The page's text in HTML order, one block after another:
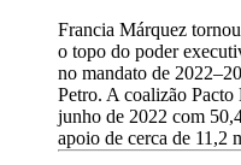
Francia Márquez
o topo do poder
no mandato de
Petro. A coalizão
junho de 2022 com
apoio de cerca de